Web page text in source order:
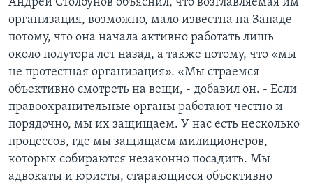
организация, возможно, мало известна на Западе
потому, что она начала активно работать лишь
около полутора лет назад, а также потому, что «мы
не протестная организация». «Мы страемся
объективно смотреть на вещи, - добавил он. - Если
правоохранительные органы работают честно и
порядочно, мы их защищаем. У нас есть несколько
процессов, где мы защищаем милиционеров,
которых собираются незаконно посадить. Мы
адвокаты и юристы, старающиеся объективно